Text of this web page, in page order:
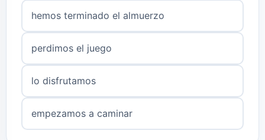
hemos terminado el almuerzo
perdimos el juego
lo disfrutamos
empezamos a caminar